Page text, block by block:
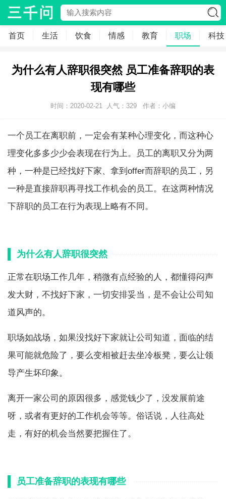
首页 生活 饮食 情感 教育 职场 科技
为什么有人辞职很突然 员工准备辞职的表
现有哪些
时间：2020-02-21 人气： 329 作者：小编
一个员工在离职前，一定会有某种心理变化，而这种心
理变化多多少少会表现在行为上。员工的离职又分为两
种，一种是已经找好下家、拿到offer而辞职的员工，另
一种是直接辞职再寻找工作机会的员工。在这两种情况
下辞职的员工在行为表现上略有不同。
为什么有人辞职很突然
正常在职场工作几年，稍微有点经验的人，都懂得闷声
发大财，不找好下家，一切安排妥当，是不会让公司知
道风声的。
职场如战场，如果没找好下家就让公司知道，面临的结
果可能就危险了，要么变相被赶去坐冷板凳，要么让领
导产生坏印象。
离开一家公司的原因很多，感觉钱少了，没发展前途
呀，或者有更好的工作机会等等。俗话说，人往高处
走，有好的机会当然要把握住了。
员工准备辞职的表现有哪些